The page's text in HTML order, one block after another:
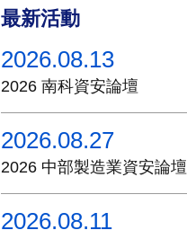
最新活動
2026.08.13
2026 南科資安論壇
2026.08.27
2026 中部製造業資安論壇
2026.08.11